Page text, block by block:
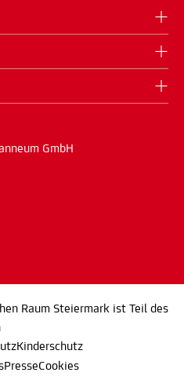
GmbH
Raum Steiermark ist Teil des
Kinderschutz
PresseCookies